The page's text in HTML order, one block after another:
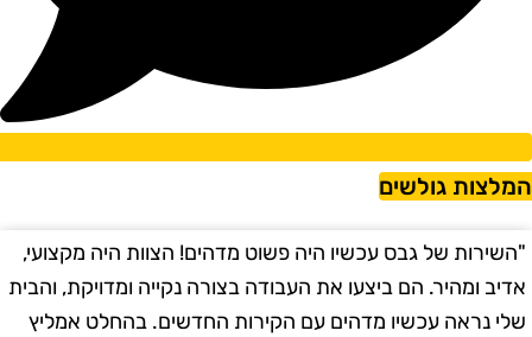
גולשים
"השירות של גבס עכשיו היה פשוט מדהים! הצוות היה מקצועי,
אדיב ומהיר. הם ביצעו את העבודה בצורה נקייה ומדויקת, והבית
שלי נראה עכשיו מדהים עם הקירות החדשים. בהחלט אמליץ